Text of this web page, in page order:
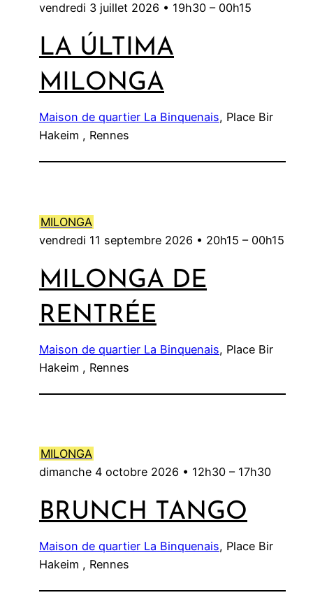
vendredi 3 juillet 2026 • 19h30 – 00h15
LA ÚLTIMA
MILONGA
Maison de quartier La Binquenais, Place Bir
Hakeim , Rennes
MILONGA
vendredi 11 septembre 2026 • 20h15 – 00h15
MILONGA DE
RENTRÉE
Maison de quartier La Binquenais, Place Bir
Hakeim , Rennes
MILONGA
dimanche 4 octobre 2026 • 12h30 – 17h30
BRUNCH TANGO
Maison de quartier La Binquenais, Place Bir
Hakeim , Rennes